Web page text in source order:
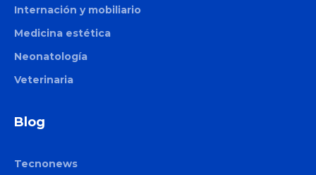
Internación y mobiliario
Medicina estética
Neonatología
Veterinaria
Blog
Tecnonews